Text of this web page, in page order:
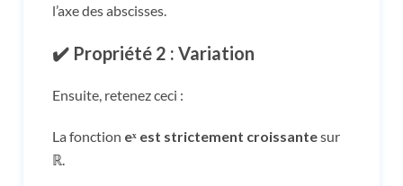
l’axe des abscisses.
✔️ Propriété 2 : Variation
Ensuite, retenez ceci :
La fonction eˣ est strictement croissantesur
ℝ.